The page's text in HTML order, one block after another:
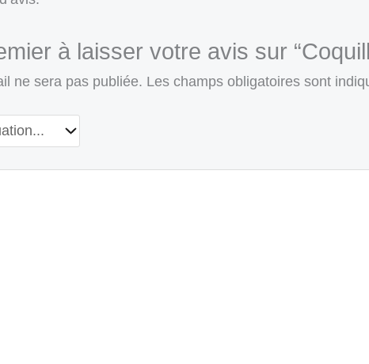
à laisser votre avis sur
ne sera pas publiée. Les champs obligatoires sont